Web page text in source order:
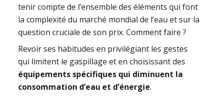
tenir compte de l’ensemble des éléments qui font
la complexité du marché mondial de l’eau et sur la
question cruciale de son prix. Comment faire ?
Revoir ses habitudes en privilégiant les gestes
qui limitent le gaspillage et en choisissant des
équipements spécifiques qui diminuent la
consommation d’eau et d’énergie.